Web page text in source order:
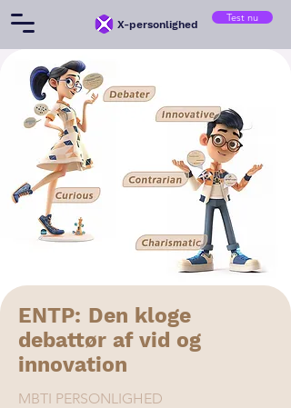
X-personlighed
Test nu
ENTP: Den kloge
debattør af vid og
innovation
MBTI PERSONLIGHED